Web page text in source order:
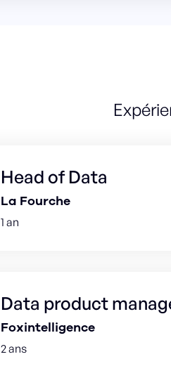
Head of Data
La Fourche
1 an
Data product
Foxintelligence
2 ans